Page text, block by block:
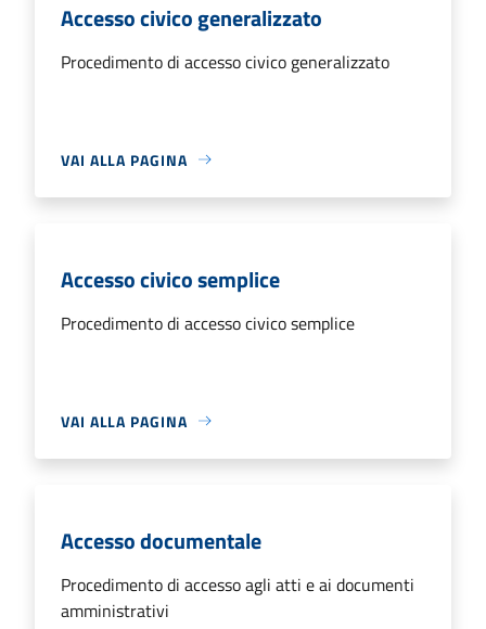
Accesso civico generalizzato
Procedimento di accesso civico generalizzato
VAI ALLA PAGINA
Accesso civico semplice
Procedimento di accesso civico semplice
VAI ALLA PAGINA
Accesso documentale
Procedimento di accesso agli atti e ai documenti
amministrativi